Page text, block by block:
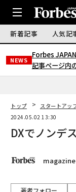
新着記事 人気記
NEWS
Forbes
記事ページ内
トップ スタートアッ
2024.05.02 13:30
DXでノンデ
magazine
著者フォロー